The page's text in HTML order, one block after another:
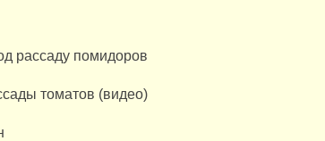
рассаду помидоров
томатов (видео)